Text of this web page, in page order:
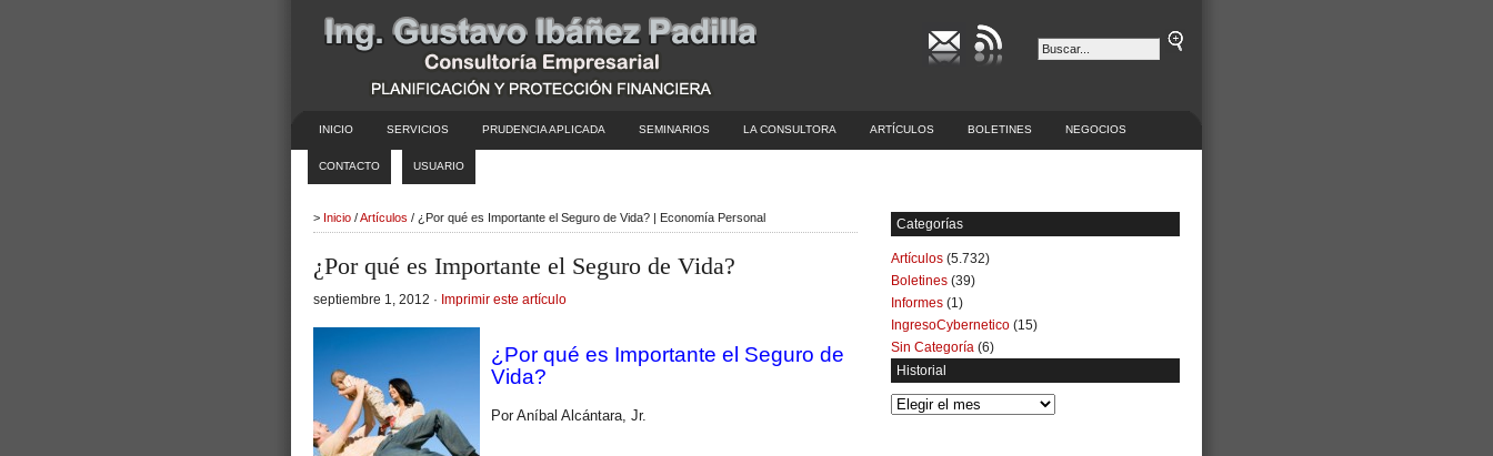
INICIO SERVICIOS PRUDENCIA APLICADA SEMINARIOS LA CONSULTORA ARTÍCULOS BOLETINES NEGOCIOS
CONTACTO USUARIO
> Inicio /Artículos / ¿Por qué es Importante el Seguro de Vida? | Economía Personal
¿Por qué es Importante el Seguro de Vida?
septiembre 1, 2012 · Imprimir este artículo
¿Por qué es Importante el Seguro de
Vida?
Por Aníbal Alcántara, Jr.
Categorías
Artículos (5.732)
Boletines (39)
Informes (1)
IngresoCybernetico (15)
Sin Categoría (6)
Historial
Historial